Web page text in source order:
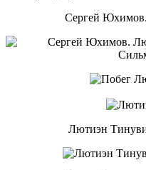
Сергей
Лютиэн